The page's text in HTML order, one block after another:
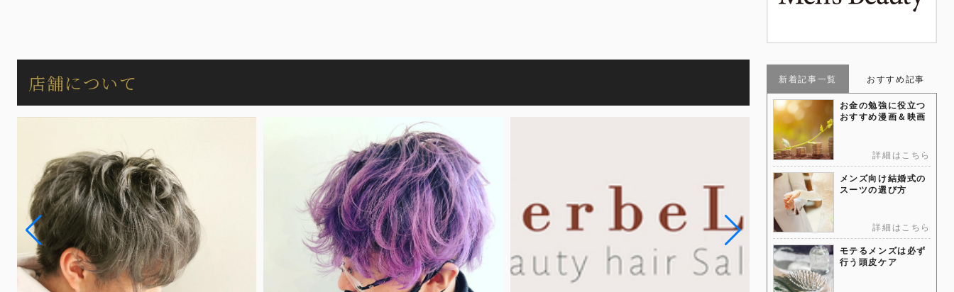
店舗について 新着記事一覧 おすすめ記事
お金の勉強に役立つ
おすすめ漫画＆映画
詳細はこちら
メンズ向け結婚式の
スーツの選び方
詳細はこちら
モテるメンズは必ず
行う頭皮ケア